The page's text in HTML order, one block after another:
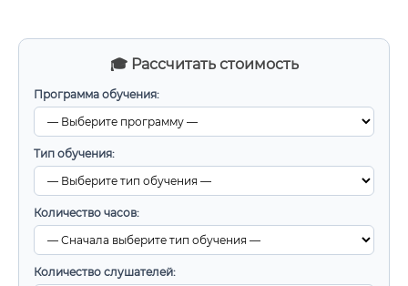
🎓 Рассчитать стоимость
Программа обучения:
Тип обучения:
Количество часов:
Количество слушателей: